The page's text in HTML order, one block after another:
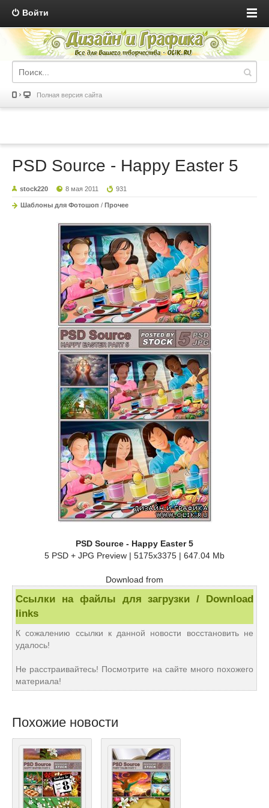
Войти
Полная версия сайта
PSD Source - Happy Easter 5
stock220 8 мая 2011 931
Шаблоны для Фотошоп / Прочее
PSD Source - Happy Easter 5
5 PSD + JPG Preview | 5175x3375 | 647.04 Mb
Download from
Ссылки на файлы для загрузки / Download
links
К сожалению ссылки к данной новости восстановить не
удалось!
Не расстраивайтесь! Посмотрите на сайте много похожего
материала!
Похожие новости